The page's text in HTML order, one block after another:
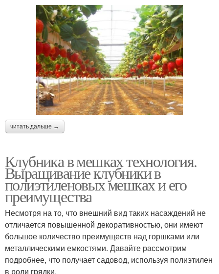
читать дальше →
Клубника в мешках технология.
Выращивание клубники в
полиэтиленовых мешках и его
преимущества
Несмотря на то, что внешний вид таких насаждений не
отличается повышенной декоративностью, они имеют
большое количество преимуществ над горшками или
металлическими емкостями. Давайте рассмотрим
подробнее, что получает садовод, используя полиэтилен
в роли грядки.